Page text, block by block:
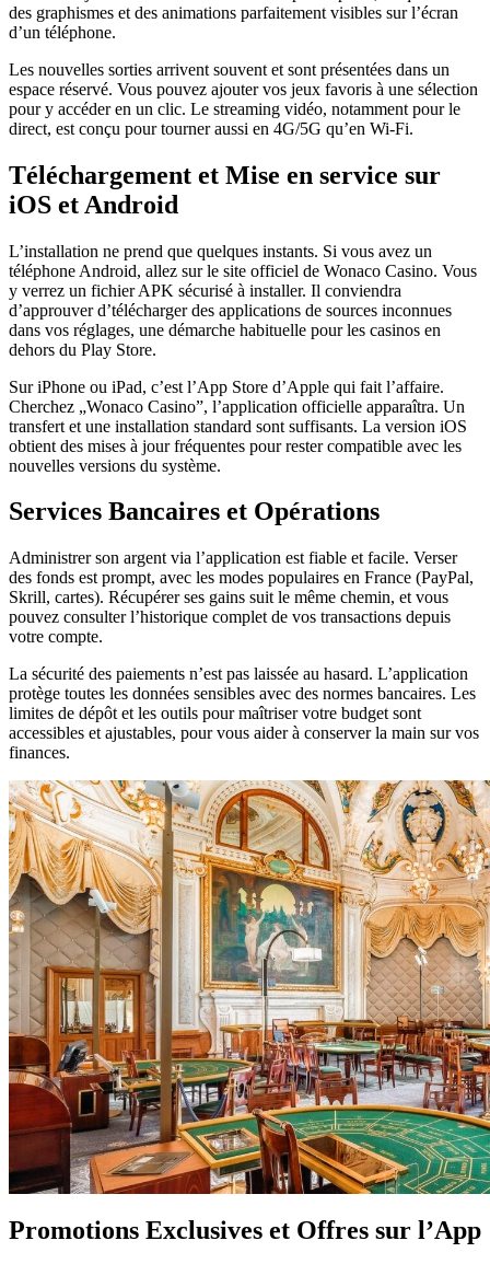
des graphismes et des animations parfaitement visibles sur l’écran
d’un téléphone.
Les nouvelles sorties arrivent souvent et sont présentées dans un
espace réservé. Vous pouvez ajouter vos jeux favoris à une sélection
pour y accéder en un clic. Le streaming vidéo, notamment pour le
direct, est conçu pour tourner aussi en 4G/5G qu’en Wi-Fi.
Téléchargement et Mise en service sur
iOS et Android
L’installation ne prend que quelques instants. Si vous avez un
téléphone Android, allez sur le site officiel de Wonaco Casino. Vous
y verrez un fichier APK sécurisé à installer. Il conviendra
d’approuver d’télécharger des applications de sources inconnues
dans vos réglages, une démarche habituelle pour les casinos en
dehors du Play Store.
Sur iPhone ou iPad, c’est l’App Store d’Apple qui fait l’affaire.
Cherchez „Wonaco Casino”, l’application officielle apparaîtra. Un
transfert et une installation standard sont suffisants. La version iOS
obtient des mises à jour fréquentes pour rester compatible avec les
nouvelles versions du système.
Services Bancaires et Opérations
Administrer son argent via l’application est fiable et facile. Verser
des fonds est prompt, avec les modes populaires en France (PayPal,
Skrill, cartes). Récupérer ses gains suit le même chemin, et vous
pouvez consulter l’historique complet de vos transactions depuis
votre compte.
La sécurité des paiements n’est pas laissée au hasard. L’application
protège toutes les données sensibles avec des normes bancaires. Les
limites de dépôt et les outils pour maîtriser votre budget sont
accessibles et ajustables, pour vous aider à conserver la main sur vos
finances.
Promotions Exclusives et Offres sur l’App